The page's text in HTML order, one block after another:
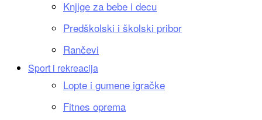
Knjige za bebe i decu
Predškolski i školski pribor
Rančevi
Sport i rekreacija
Lopte i gumene igračke
Fitnes oprema